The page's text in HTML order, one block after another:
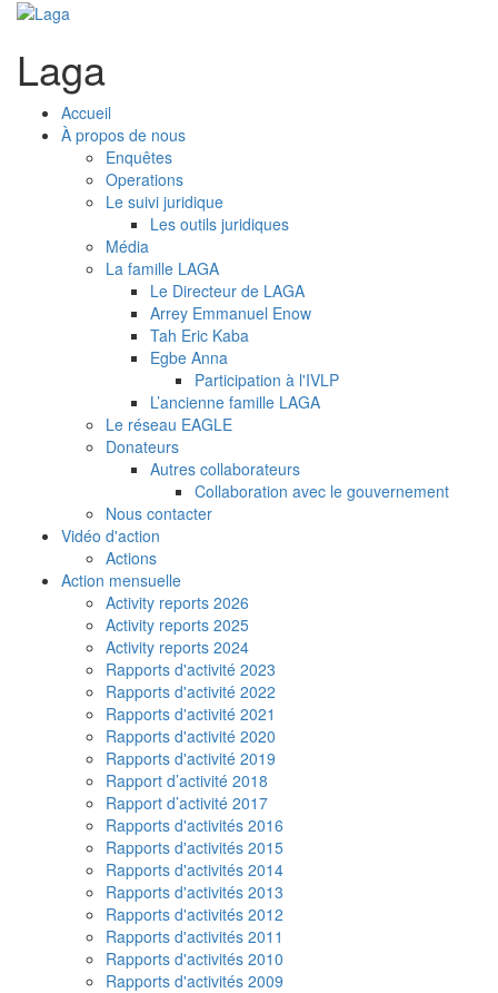
Laga
Accueil
À propos de nous
Enquêtes
Operations
Le suivi juridique
Les outils juridiques
Média
La famille LAGA
Le Directeur de LAGA
Arrey Emmanuel Enow
Tah Eric Kaba
Egbe Anna
Participation à l'IVLP
L’ancienne famille LAGA
Le réseau EAGLE
Donateurs
Autres collaborateurs
Collaboration avec le gouvernement
Nous contacter
Vidéo d'action
Actions
Action mensuelle
Activity reports 2026
Activity reports 2025
Activity reports 2024
Rapports d'activité 2023
Rapports d'activité 2022
Rapports d'activité 2021
Rapports d'activité 2020
Rapports d'activité 2019
Rapport d’activité 2018
Rapport d’activité 2017
Rapports d'activités 2016
Rapports d'activités 2015
Rapports d'activités 2014
Rapports d'activités 2013
Rapports d'activités 2012
Rapports d'activités 2011
Rapports d'activités 2010
Rapports d'activités 2009